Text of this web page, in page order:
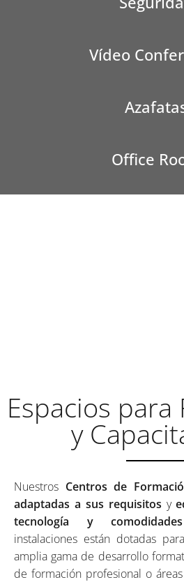
Vídeo
Office
Espacios para
y
Nuestros Centros de
adaptadas a sus requisitos y
tecnología y comodidades
instalaciones están dotadas
amplia gama de desarrollo
de formación profesional o